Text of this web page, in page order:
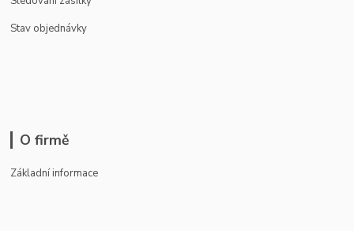
Stav objednávky
O firmě
Základní informace